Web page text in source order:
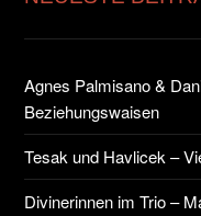
Agnes Palmisano &
Beziehungswaisen
Tesak und Havlicek –
Divinerinnen im Trio –